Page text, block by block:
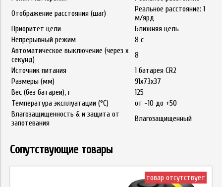
Отображение расстояния (шаг)
Реальное расстояние: 1
м/ярд
Приоритет цели
Ближняя цель
Непрерывный режим
8 с
Автоматическое выключение (через x
секунд)
8
Источник питания
1 батарея CR2
Размеры (мм)
91x73x37
Вес (без батареи), г
125
Температура эксплуатации (°C)
от -10 до +50
Влагозащищенность & и защита от
запотевания
Влагозащищенный
Сопутствующие товары
товар отсутствует